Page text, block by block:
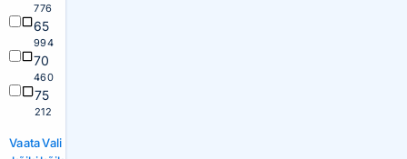
776
65
994
70
460
75
212
VaataVali